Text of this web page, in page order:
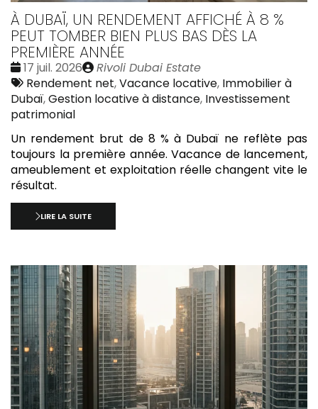
À DUBAÏ, UN RENDEMENT AFFICHÉ À 8 %
PEUT TOMBER BIEN PLUS BAS DÈS LA
PREMIÈRE ANNÉE
Date
:
17 juil. 2026
Publié
par
Rivoli Dubai Estate
Tags
:
Rendement net,Vacance locative, Immobilier à
Dubaï,Gestion locative à distance, Investissement
patrimonial
Un rendement brut de 8 % à Dubaï ne reflète pas
toujours la première année. Vacance de lancement,
ameublement et exploitation réelle changent vite le
résultat.
LIRE LA SUITE